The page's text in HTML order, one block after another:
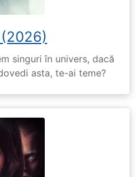
singuri în univers, dacă
asta, te-ai teme?